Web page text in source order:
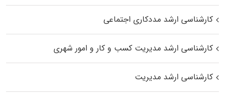
کارشناسی ارشد مددکاری اجتماعی
کارشناسی ارشد مدیریت کسب و کار و امور شهری
کارشناسی ارشد مدیریت